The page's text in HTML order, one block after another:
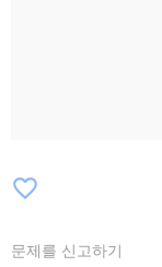
favorite_border
문제를 신고하기